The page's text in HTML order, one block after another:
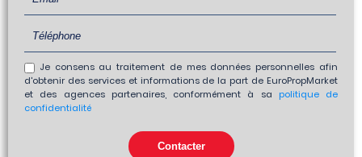
Je consens au traitement de mes données personnelles afin
d'obtenir des services et informations de la part de EuroPropMarket
et des agences partenaires, conformément à sa politique de
confidentialité